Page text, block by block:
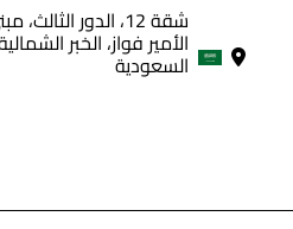
شقة 12، الدور
الأمير فواز، الخبر
السعودية